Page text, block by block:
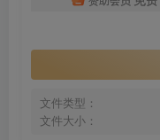
文件类型：
文件大小：